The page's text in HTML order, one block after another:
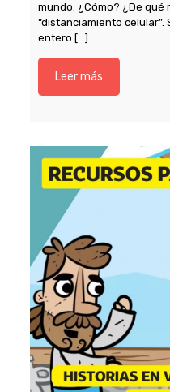
mundo. ¿Cómo? ¿De
“distanciamiento
entero […]
Leer más